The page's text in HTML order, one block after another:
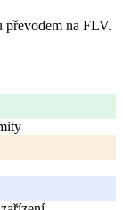
převodem na FLV.